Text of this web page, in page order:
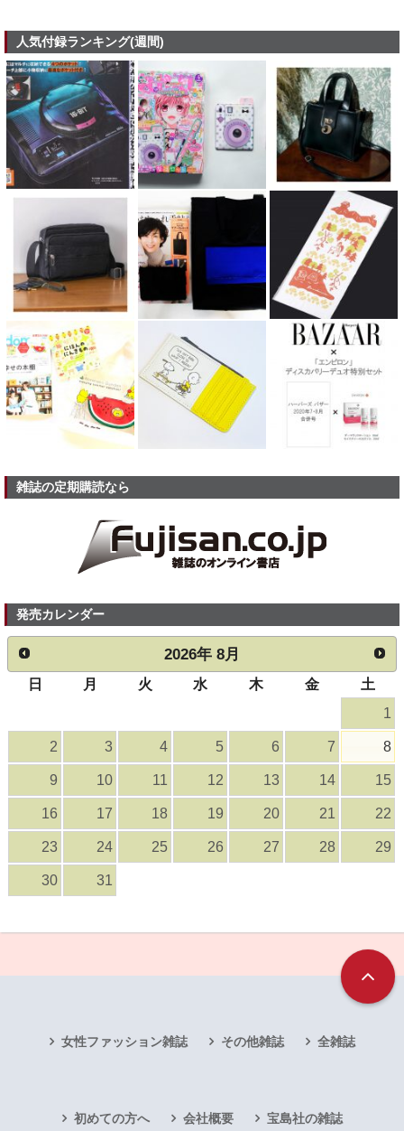
人気付録ランキング(週間)
雑誌の定期購読なら
発売カレンダー
2026年 8月
日 月 火 水 木 金
土
1
2 3 4 5 6 7 8
9 10 11 12 13 14 15
16 17 18 19 20 21 22
23 24 25 26 27 28 29
30 31
女性ファッション雑誌 その他雑誌 全雑誌
初めての方へ 会社概要 宝島社の雑誌